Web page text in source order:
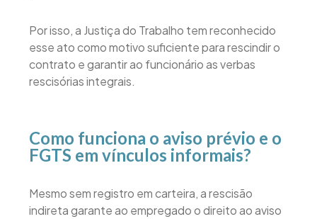
Por isso, a Justiça do Trabalho tem reconhecido
esse ato como motivo suficiente para rescindir o
contrato e garantir ao funcionário as verbas
rescisórias integrais.
Como funciona o aviso prévio e o
FGTS em vínculos informais?
Mesmo sem registro em carteira, a rescisão
indireta garante ao empregado o direito ao aviso